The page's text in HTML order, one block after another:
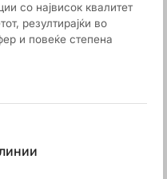
со највисок квалитет
резултирајќи во
и повеќе степена